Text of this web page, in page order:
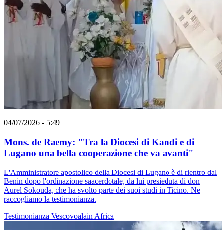
04/07/2026 - 5:49
Mons. de Raemy: "Tra la Diocesi di Kandi e di
Lugano una bella cooperazione che va avanti"
L'Amministratore apostolico della Diocesi di Lugano è di rientro dal
Benin dopo l'ordinazione saacerdotale, da lui presieduta di don
Aurel Sokouda, che ha svolto parte dei suoi studi in Ticino. Ne
raccogliamo la testimonianza.
Testimonianza Vescovoalain Africa